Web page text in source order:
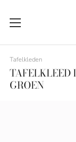
content
Tafelkleden
TAFELKLEED
GROEN